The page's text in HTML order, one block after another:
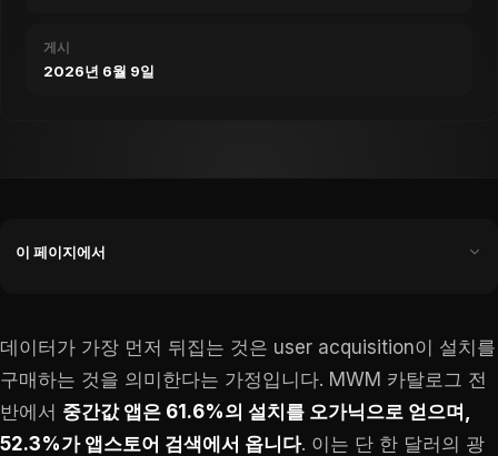
게시
2026년 6월 9일
이 페이지에서
데이터가 가장 먼저 뒤집는 것은 user acquisition이 설치를
구매하는 것을 의미한다는 가정입니다. MWM 카탈로그 전
반에서 중간값 앱은 61.6%의 설치를 오가닉으로 얻으며,
52.3%가 앱스토어 검색에서 옵니다. 이는 단 한 달러의 광